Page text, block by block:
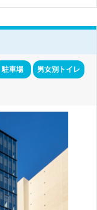
駐車場 男女別トイレ